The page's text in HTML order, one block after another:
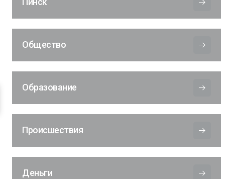
Общество
Образование
Происшествия
Деньги